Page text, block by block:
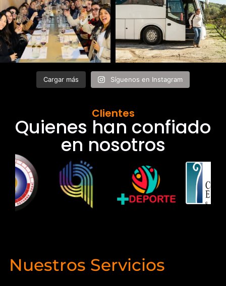
Cargar más Síguenos en Instagram
Clientes
Quienes han confiado
en nosotros
Nuestros Servicios